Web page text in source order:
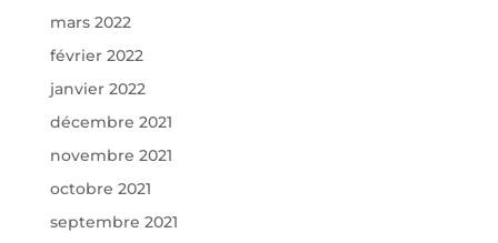
mars 2022
février 2022
janvier 2022
décembre 2021
novembre 2021
octobre 2021
septembre 2021